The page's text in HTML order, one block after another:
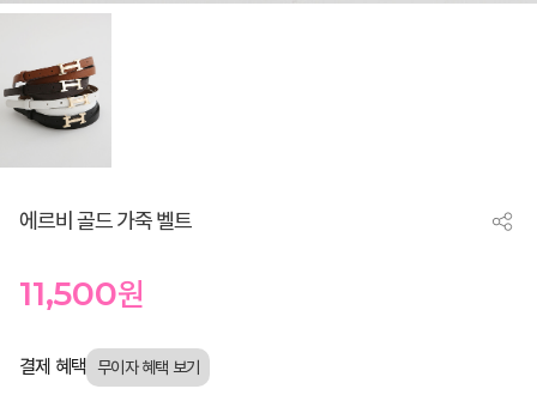
에르비 골드 가죽 벨트
11,500원
결제 혜택